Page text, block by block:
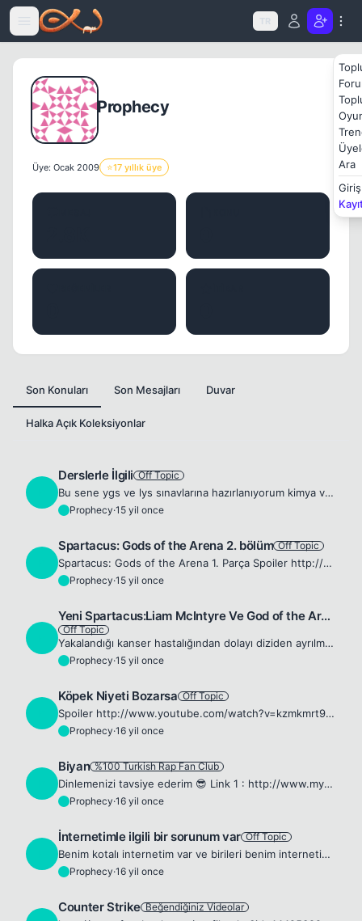
Icerige atla
TR
Ara
Giriş
Prophecy
Üye: Ocak 2009 ⭐17 yıllık üye
Son Konuları Son Mesajları Duvar
Halka Açık Koleksiyonlar
Derslerle İlgili Off Topic
Bu sene ygs ve lys sınavlarına hazırlanıyorum kimya ve biyolojiden eksiklerim var bu derslerle ilgili bana çalısmamda yardım edecek (konu anlatımında vs) siteler biliyr musunuz ?
Prophecy·15 yil once
Spartacus: Gods of the Arena 2. bölüm Off Topic
Spartacus: Gods of the Arena 1. Parça Spoiler http://diziport.com/spartacus_gods_of_the_arena-izle/2_bolum/ Spartacus: Gods of the Arena 2. Parça Spoiler http://diziport.com/spartacus_gods_of_the_are...
Prophecy·15 yil once
Yeni Spartacus:Liam McIntyre Ve God of the Arena 2.Bölüm Fra
Off Topic
Yakalandığı kanser hastalığından dolayı diziden ayrılmak zorunda kalan Andy Whitfield'ın akıllara kazıdığı &quot;Spartacus&quot; karakterini 2. sezonda Liam McIntyre kazımaya devam edecek. - Resim Si...
Prophecy·15 yil once
Köpek Niyeti Bozarsa Off Topic
Spoiler http://www.youtube.com/watch?v=kzmkmrt9kBk&amp;feature=popular
Prophecy·16 yil once
Biyan %100 Turkish Rap Fan Club
Dinlemenizi tavsiye ederim 😎 Link 1 : http://www.myspace.com/biyan33 Link 2 : http://www.facebook.com/#!/biyanfan?ref=ts
Prophecy·16 yil once
İnternetimle ilgili bir sorunum var Off Topic
Benim kotalı internetim var ve birileri benim internetime giriyo bugün kota sorgulamaya baktım gözlerime inanamadım biri bana yardım edebilirmi baskalarının benim internetimi kullanmaması için ne yapm...
Prophecy·16 yil once
Counter Strike Beğendiğiniz Videolar